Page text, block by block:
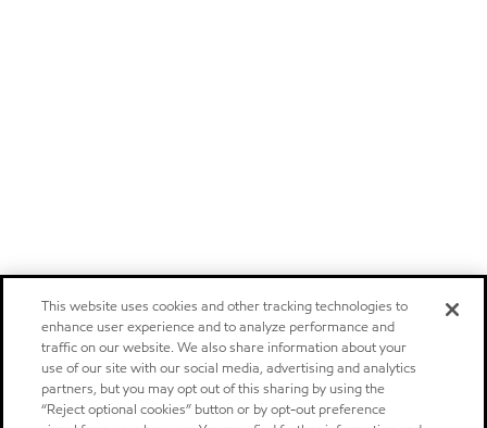
This website uses cookies and other tracking technologies to
enhance user experience and to analyze performance and
traffic on our website. We also share information about your
use of our site with our social media, advertising and analytics
partners, but you may opt out of this sharing by using the
“Reject optional cookies” button or by opt-out preference